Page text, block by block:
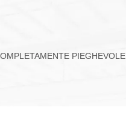
PIEGHEVOLE